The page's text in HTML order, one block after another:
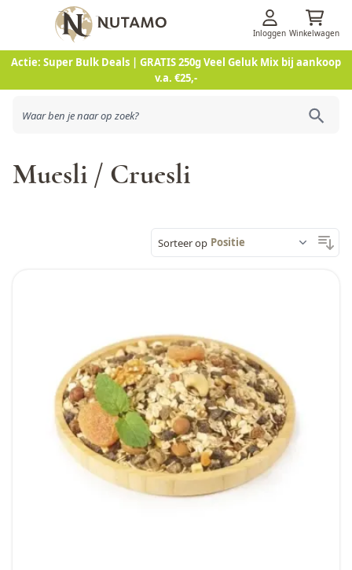
Actie: Super Bulk Deals | GRATIS 250g Veel Geluk Mix bij aankoop
v.a. €25,-
Ga naar de inhoud
Inloggen Winkelwagen
Muesli / Cruesli
Sorteer op